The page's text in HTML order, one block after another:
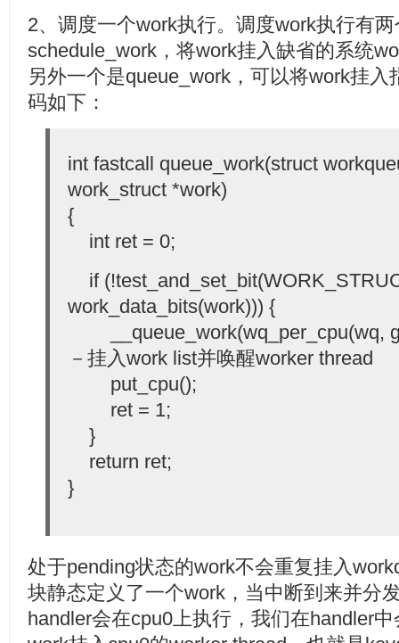
2、调度一个work执行。调度work执行有
schedule_work，将work挂入缺省的系统
另外一个是queue_work，可以将work挂
码如下：
int fastcall queue_work(struct
work_struct *work)
{
int ret = 0;
if
work_data_bits(work))) {
__queue_work(wq_per_cpu(wq,
－挂入work list并唤醒worker thread
put_cpu();
ret = 1;
}
return ret;
}
处于pending状态的work不会重复挂入
块静态定义了一个work，当中断到来并分
handler会在cpu0上执行，我们在handler